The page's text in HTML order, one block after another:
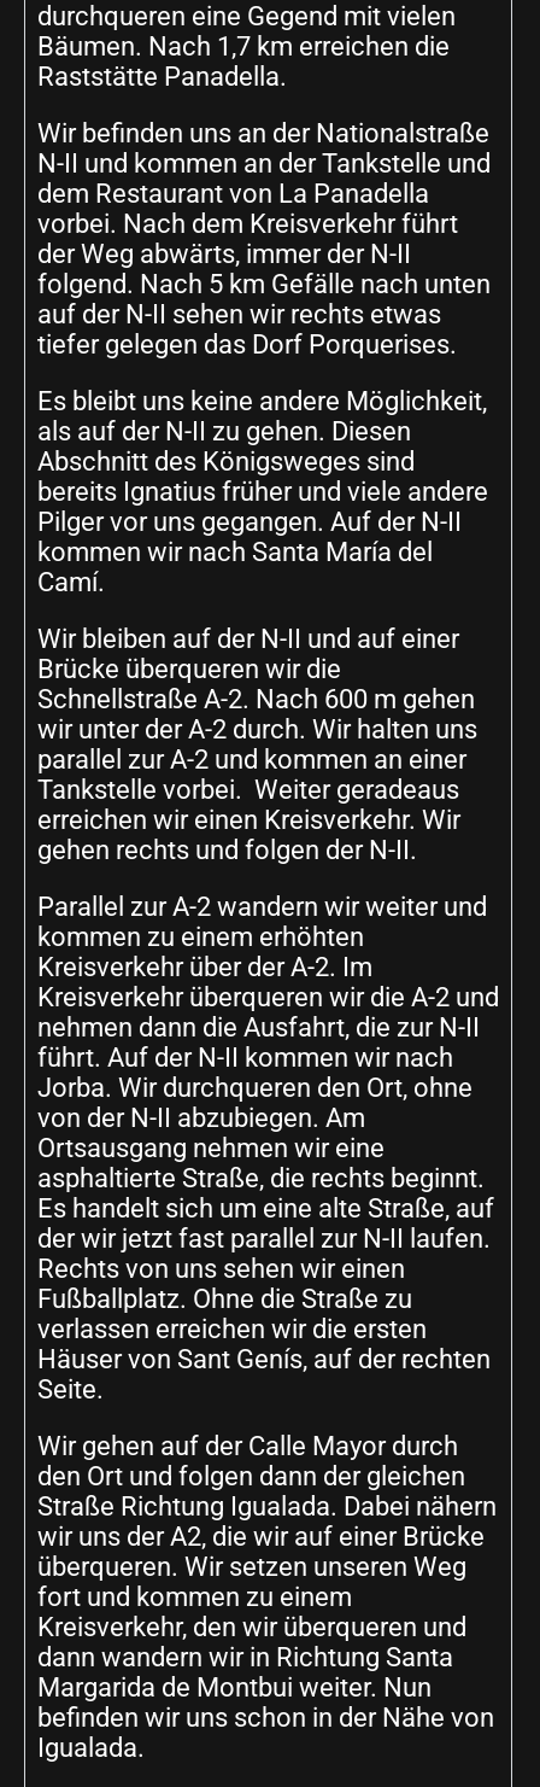
durchqueren eine Gegend mit vielen
Bäumen. Nach 1,7 km erreichen die
Raststätte Panadella.
Wir befinden uns an der Nationalstraße
N-II und kommen an der Tankstelle und
dem Restaurant von La Panadella
vorbei. Nach dem Kreisverkehr führt
der Weg abwärts, immer der N-II
folgend. Nach 5 km Gefälle nach unten
auf der N-II sehen wir rechts etwas
tiefer gelegen das Dorf Porquerises.
Es bleibt uns keine andere Möglichkeit,
als auf der N-II zu gehen. Diesen
Abschnitt des Königsweges sind
bereits Ignatius früher und viele andere
Pilger vor uns gegangen. Auf der N-II
kommen wir nach Santa María del
Camí.
Wir bleiben auf der N-II und auf einer
Brücke überqueren wir die
Schnellstraße A-2. Nach 600 m gehen
wir unter der A-2 durch. Wir halten uns
parallel zur A-2 und kommen an einer
Tankstelle vorbei. Weiter geradeaus
erreichen wir einen Kreisverkehr. Wir
gehen rechts und folgen der N-II.
Parallel zur A-2 wandern wir weiter und
kommen zu einem erhöhten
Kreisverkehr über der A-2. Im
Kreisverkehr überqueren wir die A-2 und
nehmen dann die Ausfahrt, die zur N-II
führt. Auf der N-II kommen wir nach
Jorba. Wir durchqueren den Ort, ohne
von der N-II abzubiegen. Am
Ortsausgang nehmen wir eine
asphaltierte Straße, die rechts beginnt.
Es handelt sich um eine alte Straße, auf
der wir jetzt fast parallel zur N-II laufen.
Rechts von uns sehen wir einen
Fußballplatz. Ohne die Straße zu
verlassen erreichen wir die ersten
Häuser von Sant Genís, auf der rechten
Seite.
Wir gehen auf der Calle Mayor durch
den Ort und folgen dann der gleichen
Straße Richtung Igualada. Dabei nähern
wir uns der A2, die wir auf einer Brücke
überqueren. Wir setzen unseren Weg
fort und kommen zu einem
Kreisverkehr, den wir überqueren und
dann wandern wir in Richtung Santa
Margarida de Montbui weiter. Nun
befinden wir uns schon in der Nähe von
Igualada.